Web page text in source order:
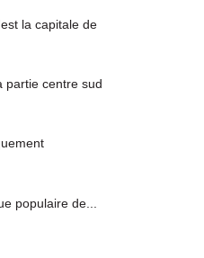
la capitale de
partie centre sud
populaire de...